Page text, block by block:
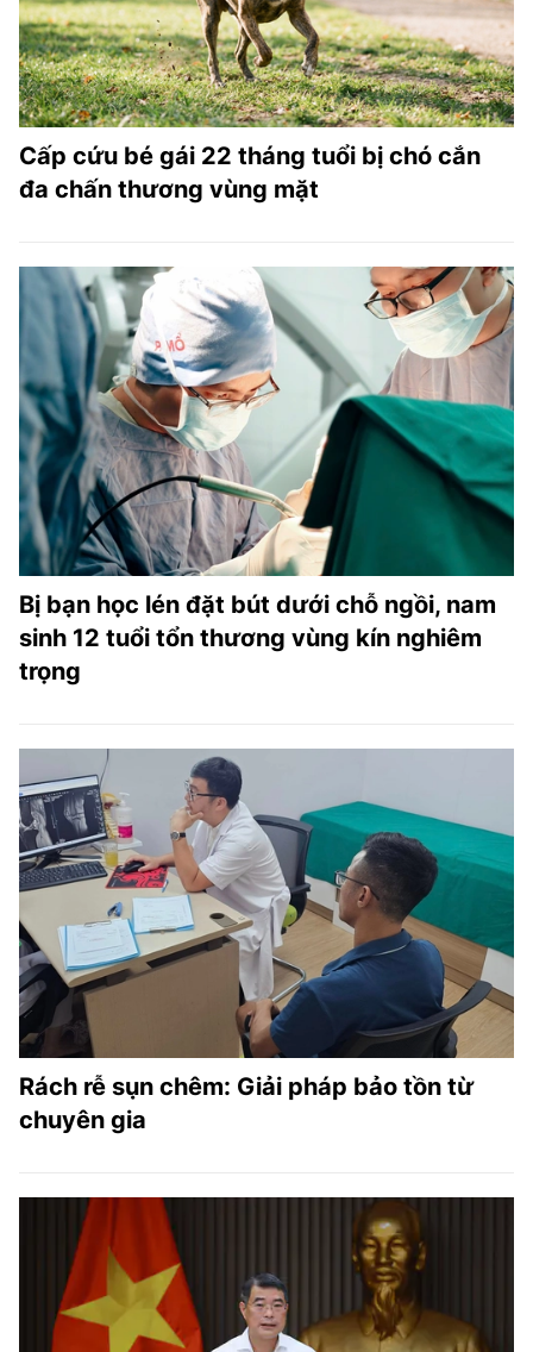
Cấp cứu bé gái 22 tháng tuổi bị chó cắn
đa chấn thương vùng mặt
Bị bạn học lén đặt bút dưới chỗ ngồi, nam
sinh 12 tuổi tổn thương vùng kín nghiêm
trọng
Rách rễ sụn chêm: Giải pháp bảo tồn từ
chuyên gia